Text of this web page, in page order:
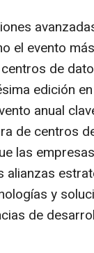
el evento
de
edición
anual
de centros
las
y
de